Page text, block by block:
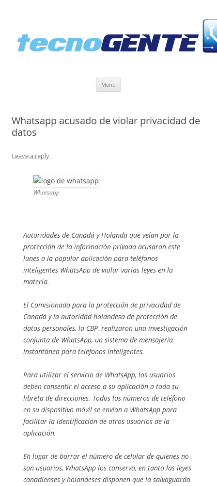
Menu
Whatsapp acusado de violar privacidad de
datos
Leave a reply
Whatsapp
Autoridades de Canadá y Holanda que velan por la
protección de la información privada acusaron este
lunes a la popular aplicación para teléfonos
inteligentes WhatsApp de violar varias leyes en la
materia.
El Comisionado para la protección de privacidad de
Canadá y la autoridad holandesa de protección de
datos personales, la CBP, realizaron una investigación
conjunta de WhatsApp, un sistema de mensajería
instantánea para teléfonos inteligentes.
Para utilizar el servicio de WhatsApp, los usuarios
deben consentir el acceso a su aplicación a toda su
libreta de direcciones. Todos los números de teléfono
en su dispositivo móvil se envían a WhatsApp para
facilitar la identificación de otros usuarios de la
aplicación.
En lugar de borrar el número de celular de quienes no
son usuarios, WhatsApp los conserva, en tanto las leyes
canadienses y holandeses disponen que la salvaguarda